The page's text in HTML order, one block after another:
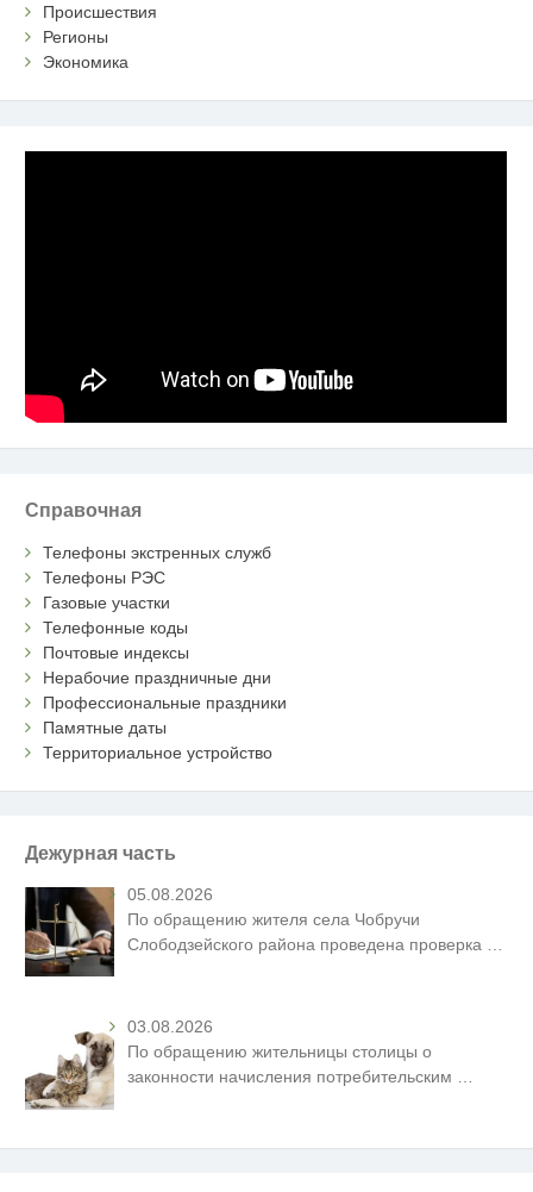
Происшествия
Регионы
Экономика
Справочная
Телефоны экстренных служб
Телефоны РЭС
Газовые участки
Телефонные коды
Почтовые индексы
Нерабочие праздничные дни
Профессиональные праздники
Памятные даты
Территориальное устройство
Дежурная часть
05.08.2026
По обращению жителя села Чобручи
Слободзейского района проведена проверка
03.08.2026
По обращению жительницы столицы о
законности начисления потребительским …